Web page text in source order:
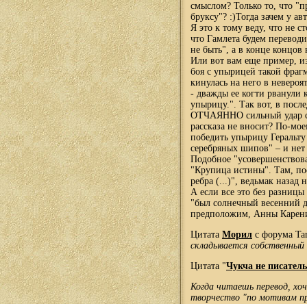
смыслом? Только то, что
бруксу"? :)Тогда зачем у
Я это к тому веду, что не
что Гамлета будем
не быть", а в конце
Или вот вам еще пример,
боя с упырицей такой
кинулась на него в
- дважды ее когти
упырицу.". Так вот, в
ОТЧАЯННО сильный удар
рассказа не вносит? По-
победить упырицу
серебряных шипов" – и
Подобное
"Крупица истины". Там,
ребра (...)", ведьмак назад
А если все это без
"был солнечный весенний
предположим, Анны
Цитата Морил с форума
складывается
Цитата "Чукча не писатель
Когда читаешь перевод,
творчество "по мотивам